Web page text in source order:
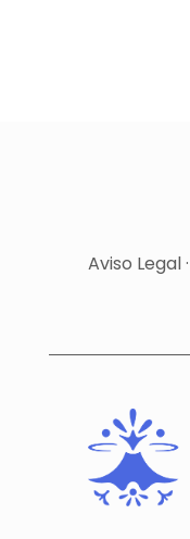
Aviso Legal·